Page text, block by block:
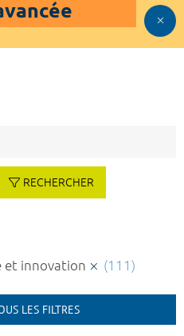
RECHERCHER
et innovation (111)
LES FILTRES